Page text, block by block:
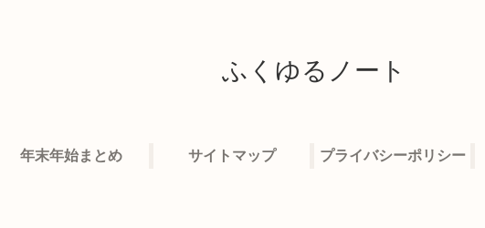
ふくゆるノート
年末年始まとめ サイトマップ プライバシーポリシー